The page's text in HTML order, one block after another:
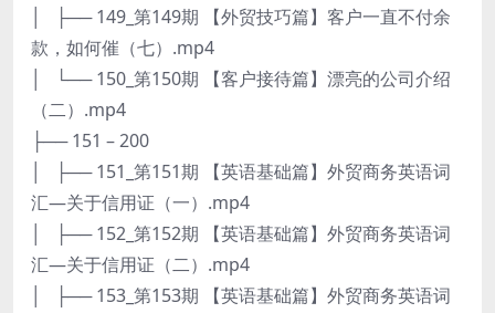
│ ├── 149_第149期 【外贸技巧篇】客户一直不付余
款，如何催（七）.mp4
│ └── 150_第150期 【客户接待篇】漂亮的公司介绍
（二）.mp4
├── 151 – 200
│ ├── 151_第151期 【英语基础篇】外贸商务英语词
汇—关于信用证（一）.mp4
│ ├── 152_第152期 【英语基础篇】外贸商务英语词
汇—关于信用证（二）.mp4
│ ├── 153_第153期 【英语基础篇】外贸商务英语词